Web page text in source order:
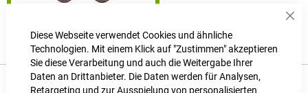
Diese Webseite verwendet Cookies und ähnliche
Technologien. Mit einem Klick auf "Zustimmen" akzeptieren
Sie diese Verarbeitung und auch die Weitergabe Ihrer
Daten an Drittanbieter. Die Daten werden für Analysen,
Retargeting und zur Ausspielung von personalisierten
Beschreibung